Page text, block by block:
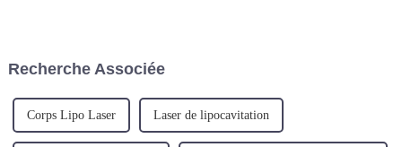
Recherche Associée
Corps Lipo Laser Laser de lipocavitation